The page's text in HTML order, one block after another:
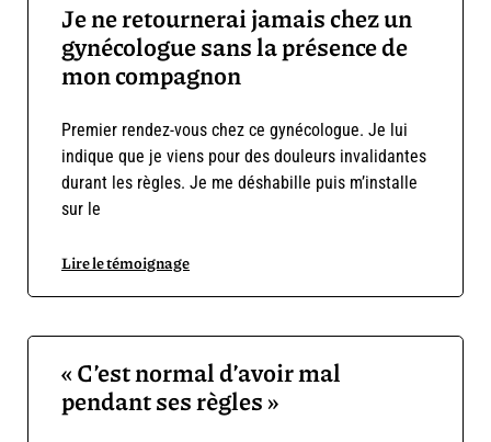
Je ne retournerai jamais chez un
gynécologue sans la présence de
mon compagnon
Premier rendez-vous chez ce gynécologue. Je lui
indique que je viens pour des douleurs invalidantes
durant les règles. Je me déshabille puis m’installe
sur le
Lire le témoignage
« C’est normal d’avoir mal
pendant ses règles »